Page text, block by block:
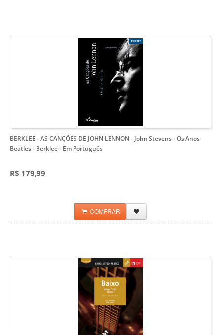
BERKLEE - AS CANÇÕES DE JOHN LENNON - John Stevens- Os Anos
Beatles - Berklee - Em Português
R$ 179,99
COMPRAR